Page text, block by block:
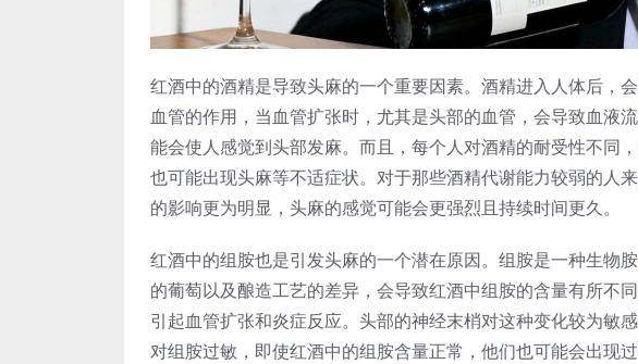
红酒中的酒精是导致头麻的一个重要因素。酒精进入人体后，
血管的作用，当血管扩张时，尤其是头部的血管，会导致血液
能会使人感觉到头部发麻。而且，每个人对酒精的耐受性不同
也可能出现头麻等不适症状。对于那些酒精代谢能力较弱的人
的影响更为明显，头麻的感觉可能会更强烈且持续时间更久。
红酒中的组胺也是引发头麻的一个潜在原因。组胺是一种生物
的葡萄以及酿造工艺的差异，会导致红酒中组胺的含量有所不
引起血管扩张和炎症反应。头部的神经末梢对这种变化较为敏
对组胺过敏，即使红酒中的组胺含量正常，他们也可能会出现